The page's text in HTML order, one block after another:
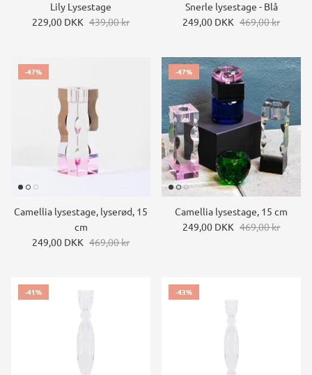
Lily Lysestage
229,00 DKK 439,00 kr
Snerle lysestage - Blå
249,00 DKK 469,00 kr
-47%
Camellia lysestage, lyserød, 15
cm
249,00 DKK 469,00 kr
-47%
Camellia lysestage, 15 cm
249,00 DKK 469,00 kr
-41% -43%